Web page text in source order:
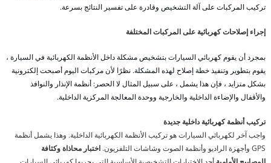
تركيب المركبات على آلة التشخيص وقادرة على تفسير النتائج بسرعة.
إجراء إصلاحات كهربائية على المركبات المختلفة
بمجرد أن يقوم كهربائي السيارات بتشخيص مشكلة داخل الأنظمة الكهربائية في السيارة ،
يقوم بتطوير وتنفيذ خطة إصلاح لهذه المشكلة. نظرًا لأن مركبات اليوم أصبحت إلكترونية
بشكل متزايد ، فإن هذا يشمل ، على سبيل المثال لا الحصر: أنظمة الإنذار والنوافذ
والأقفال والإضاءة الداخلية والخارجية ووحدة المعالجة المركزية الداخلية.
تركيب أنظمة كهربائية داخلية جديدة
واجب آخر لكهربائي السيارات هو تركيب الأنظمة الكهربائية الداخلية. وهذا يشمل أنظمة
GPS وأجهزة الراديو وأنظمة الصوت وشاشات التلفزيون.
اختبار محاذاة وكثافة